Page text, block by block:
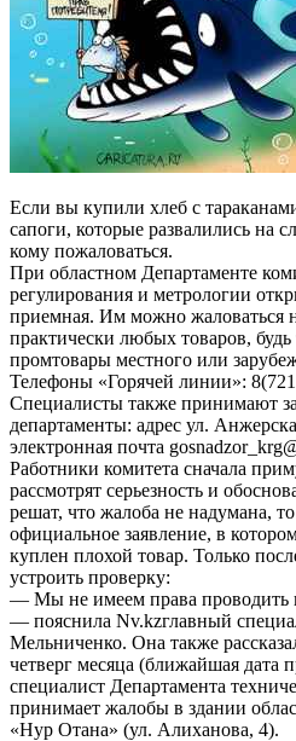
Если вы купили хлеб с
сапоги, которые развалились на
кому пожаловаться.
При областном Департаменте
регулирования и метрологии
приемная. Им можно жаловаться
практически любых товаров,
промтовары местного или
Телефоны «Горячей линии»:
Специалисты также принимают
департаменты: адрес ул.
электронная почта
Работники комитета сначала
рассмотрят серьезность и
решат, что жалоба не надумана,
официальное заявление, в
куплен плохой товар. Только
устроить проверку:
— Мы не имеем права проводить
— пояснила Nv.kzглавный
Мельниченко. Она также
четверг месяца (ближайшая дата
специалист Департамента
принимает жалобы в здании
«Нур Отана» (ул. Алиханова, 4).